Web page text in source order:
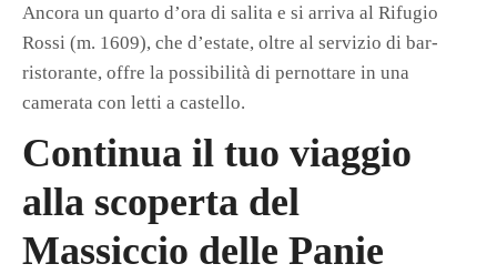
Ancora un quarto d’ora di salita e si arriva al Rifugio
Rossi (m. 1609), che d’estate, oltre al servizio di bar-
ristorante, offre la possibilità di pernottare in una
camerata con letti a castello.
Continua il tuo viaggio
alla scoperta del
Massiccio delle Panie